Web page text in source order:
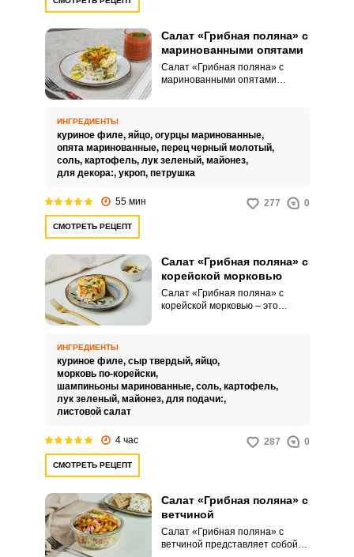
Салат «Грибная поляна» с
маринованными опятами
Салат «Грибная поляна» с
маринованными опятами
ИНГРЕДИЕНТЫ
куриное филе, яйцо, огурцы маринованные,
опята маринованные, перец черный молотый,
соль, картофель, лук зеленый, майонез,
для декора:, укроп, петрушка
55 мин 277 0
СМОТРЕТЬ РЕЦЕПТ
Салат «Грибная поляна» с
корейской морковью
Салат «Грибная поляна» с
корейской морковью – это
семейных застольях, но и на
праздничных мероприятиях.
Яркая сочная закуска готовится
проще, чем может показаться.
ИНГРЕДИЕНТЫ
куриное филе, сыр твердый, яйцо,
морковь по-корейски,
шампиньоны маринованные, соль, картофель,
лук зеленый, майонез, для подачи:,
листовой салат
4 час 287 0
СМОТРЕТЬ РЕЦЕПТ
Салат «Грибная поляна» с
ветчиной
Салат «Грибная поляна» с
ветчиной представляет собой